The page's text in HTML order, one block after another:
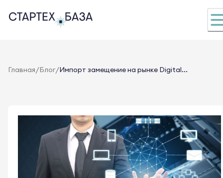
Главная/Блог/Импорт замещение на рынке Digital...